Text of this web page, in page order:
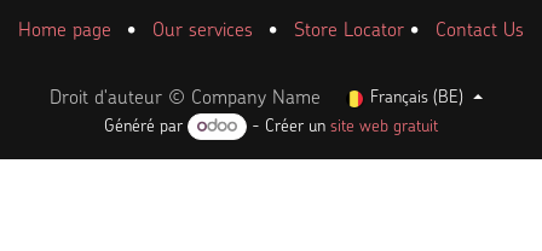
Home page • Our services • Store Locator • Contact Us
Droit d'auteur © Company Name
Français (BE)
Généré par
- Créer un site web gratuit